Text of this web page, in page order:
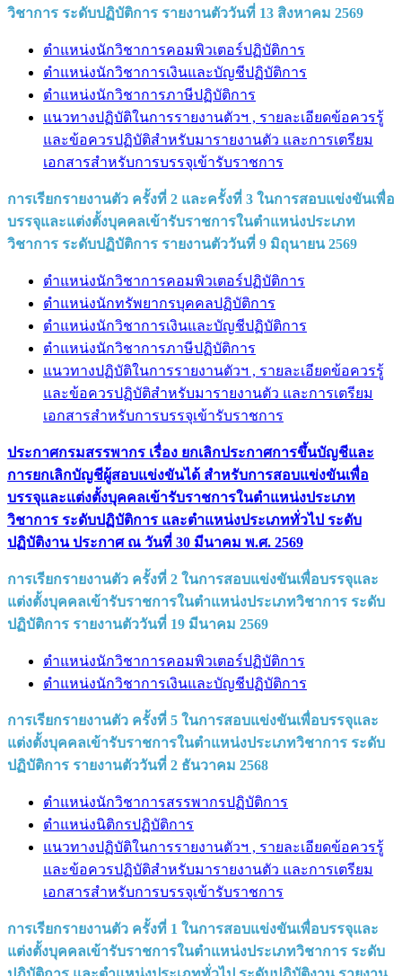
วิชาการ ระดับปฏิบัติการ รายงานตัววันที่ 13 สิงหาคม 2569
ตำแหน่งนักวิชาการคอมพิวเตอร์ปฏิบัติการ
ตำแหน่งนักวิชาการเงินและบัญชีปฏิบัติการ
ตำแหน่งนักวิชาการภาษีปฏิบัติการ
แนวทางปฏิบัติในการรายงานตัวฯ , รายละเอียดข้อควรรู้
และข้อควรปฏิบัติสำหรับมารายงานตัว และการเตรียม
เอกสารสำหรับการบรรจุเข้ารับราชการ
การเรียกรายงานตัว ครั้งที่ 2 และครั้งที่ 3 ในการสอบแข่งขันเพื่อ
บรรจุและแต่งตั้งบุคคลเข้ารับราชการในตำแหน่งประเภท
วิชาการ ระดับปฏิบัติการ รายงานตัววันที่ 9 มิถุนายน 2569
ตำแหน่งนักวิชาการคอมพิวเตอร์ปฏิบัติการ
ตำแหน่งนักทรัพยากรบุคคลปฏิบัติการ
ตำแหน่งนักวิชาการเงินและบัญชีปฏิบัติการ
ตำแหน่งนักวิชาการภาษีปฏิบัติการ
แนวทางปฏิบัติในการรายงานตัวฯ , รายละเอียดข้อควรรู้
และข้อควรปฏิบัติสำหรับมารายงานตัว และการเตรียม
เอกสารสำหรับการบรรจุเข้ารับราชการ
ประกาศกรมสรรพากร เรื่อง ยกเลิกประกาศการขึ้นบัญชีและ
การยกเลิกบัญชีผู้สอบแข่งขันได้ สำหรับการสอบแข่งขันเพื่อ
บรรจุและแต่งตั้งบุคคลเข้ารับราชการในตำแหน่งประเภท
วิชาการ ระดับปฏิบัติการ และตำแหน่งประเภททั่วไป ระดับ
ปฏิบัติงาน ประกาศ ณ วันที่ 30 มีนาคม พ.ศ. 2569
การเรียกรายงานตัว ครั้งที่ 2 ในการสอบแข่งขันเพื่อบรรจุและ
แต่งตั้งบุคคลเข้ารับราชการในตำแหน่งประเภทวิชาการ ระดับ
ปฏิบัติการ รายงานตัววันที่ 19 มีนาคม 2569
ตำแหน่งนักวิชาการคอมพิวเตอร์ปฏิบัติการ
ตำแหน่งนักวิชาการเงินและบัญชีปฏิบัติการ
การเรียกรายงานตัว ครั้งที่ 5 ในการสอบแข่งขันเพื่อบรรจุและ
แต่งตั้งบุคคลเข้ารับราชการในตำแหน่งประเภทวิชาการ ระดับ
ปฏิบัติการ รายงานตัววันที่ 2 ธันวาคม 2568
ตำแหน่งนักวิชาการสรรพากรปฏิบัติการ
ตำแหน่งนิติกรปฏิบัติการ
แนวทางปฏิบัติในการรายงานตัวฯ , รายละเอียดข้อควรรู้
และข้อควรปฏิบัติสำหรับมารายงานตัว และการเตรียม
เอกสารสำหรับการบรรจุเข้ารับราชการ
การเรียกรายงานตัว ครั้งที่ 1 ในการสอบแข่งขันเพื่อบรรจุและ
แต่งตั้งบุคคลเข้ารับราชการในตำแหน่งประเภทวิชาการ ระดับ